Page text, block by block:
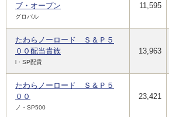
ブ・オープン
グロバル
11,595
たわらノーロード Ｓ＆Ｐ５
００配当貴族
l・SP配貴
13,963
たわらノーロード Ｓ＆Ｐ５
００
ノ・SP500
23,421